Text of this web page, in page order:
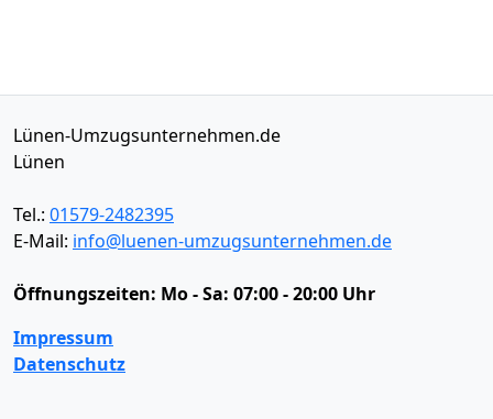
Lünen-Umzugsunternehmen.de
Lünen
Tel.: 01579-2482395
E-Mail: info@luenen-umzugsunternehmen.de
Öffnungszeiten: Mo - Sa: 07:00 - 20:00 Uhr
Impressum
Datenschutz